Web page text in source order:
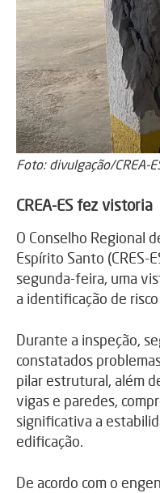
Foto: divulgação/CREA-
CREA-ES fez vistoria
O Conselho Regional
Espírito Santo (CRES-
segunda-feira, uma
a identificação de
Durante a inspeção,
constatados
pilar estrutural, além
vigas e paredes,
significativa a
edificação.
De acordo com o